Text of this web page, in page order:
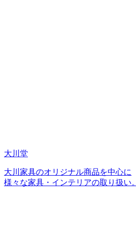
大川堂
大川家具のオリジナル商品を中心に
様々な家具・インテリアの取り扱い。